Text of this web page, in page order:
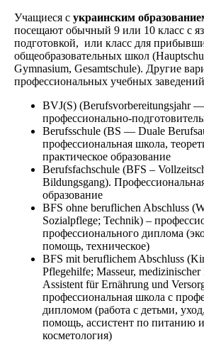
Учащиеся с украинским
посещают обычный 9 или 10 класс с
подготовкой, или класс для
общеобразовательных школ
Gymnasium, Gesamtschule). Другие
профессиональных учебных
BVJ(S) (Berufsvorbereitungsjahr
профессионально-
Berufsschule (BS — Duale
профессиональная школа,
практическое образование
Berufsfachschule (BFS –
Bildungsgang).
образование
BFS ohne beruflichen Abschluss
Sozialpflege; Technik) –
профессионального диплома
помощь, техническое)
BFS mit beruflichem Abschluss
Pflegehilfe; Masseur, medizinischer
Assistent für Ernährung und
профессиональная школа с
дипломом (работа с детьми,
помощь, ассистент по питанию и
косметология)